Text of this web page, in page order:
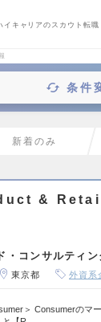
イキャリアのスカウト転職
条件
新着のみ
& Retail
・コンサルティン
東京都 外資系
＞ Consumerのマ